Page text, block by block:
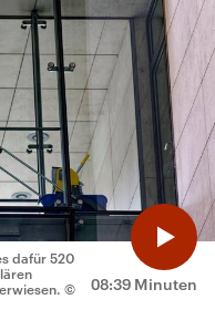
08:39 Minuten
dafür 520
©